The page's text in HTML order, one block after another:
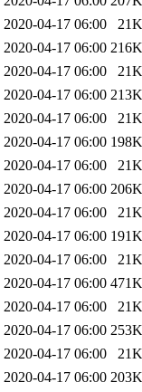
2020-04-17 06:00
21K
2020-04-17 06:00 216K
2020-04-17 06:00
21K
2020-04-17 06:00 213K
2020-04-17 06:00
21K
2020-04-17 06:00 198K
2020-04-17 06:00
21K
2020-04-17 06:00 206K
2020-04-17 06:00
21K
2020-04-17 06:00 191K
2020-04-17 06:00
21K
2020-04-17 06:00 471K
2020-04-17 06:00
21K
2020-04-17 06:00 253K
2020-04-17 06:00
21K
2020-04-17 06:00 203K